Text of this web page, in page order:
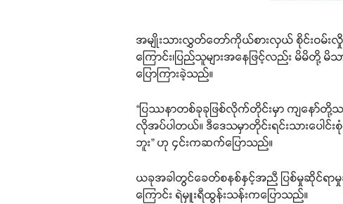
အမျိုးသားလွှတ်တော်ကိုယ်စားလှယ် စိုင်းဝမ်းလှို
ကြောင်း၊ပြည်သူများအနေဖြင့်လည်း မိမိတို့
ပြောကြားခဲ့သည်။
“ပြဿနာတစ်ခုခုဖြစ်လိုက်တိုင်းမှာ ကျနော်တို့
လိုအပ်ပါတယ်။ ဒီဒေသမှာတိုင်းရင်းသားပေါင်
ဘူး” ဟု ၄င်းကဆက်ပြောသည်။
ယခုအခါတွင်ခေတ်စနစ်နှင့်အညီ ပြစ်မှုဆိုင်ရာမှုခ
ကြောင်း ရဲမှူးရီထွန်းသန်းကပြောသည်။